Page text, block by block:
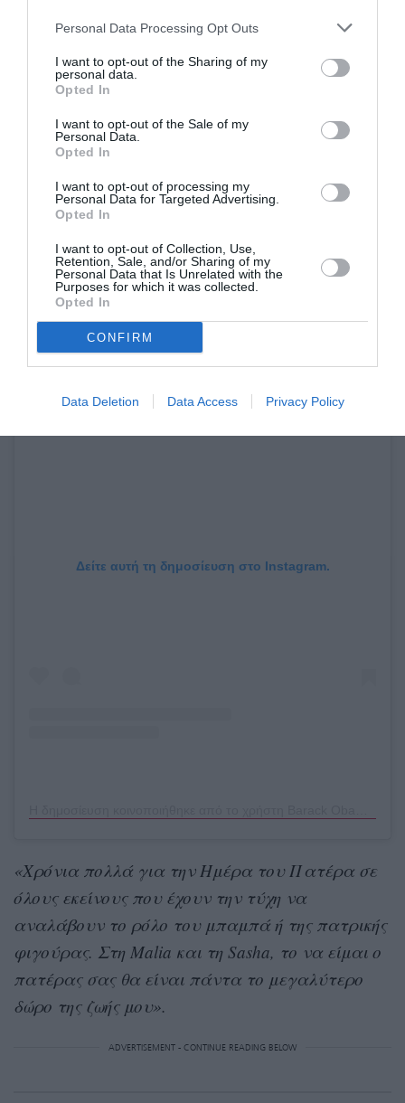
Personal Data Processing Opt Outs
I want to opt-out of the Sharing of my
personal data.
Opted In
I want to opt-out of the Sale of my
Personal Data.
Opted In
I want to opt-out of processing my
Personal Data for Targeted Advertising.
Opted In
I want to opt-out of Collection, Use,
Retention, Sale, and/or Sharing of my
Personal Data that Is Unrelated with the
Purposes for which it was collected.
Opted In
CONFIRM
Data Deletion Data Access Privacy Policy
αυτόν τον τύπο συγκεκριμένα. @BarackObama,
σε ευχαριστούμε που είσα ένας τόσο στοργικός,
τρυφερός και προσεκτικός μπαμπάς για τα δύο
όμορφα κορίτσια μας. Σε αγαπάμε τόσο
πολύ!»,έγραψε η
ανάρτηση, ενώ ο σύζυγός της σημείωσε:
Δείτε αυτή τη δημοσίευση στο Instagram.
«Χρόνια πολλά για την Ημέρα του Πατέρα σε
όλους εκείνους που έχουν την τύχη να
αναλάβουν το ρόλο του μπαμπά ή της πατρικής
φιγούρας. Στη Malia και τη Sasha, το να είμαι ο
πατέρας σας θα είναι πάντα το μεγαλύτερο
δώρο της ζωής μου».
ADVERTISEMENT - CONTINUE READING BELOW